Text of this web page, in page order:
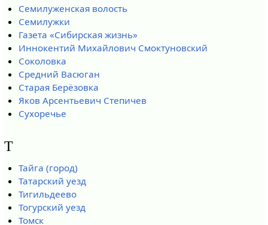
Семилуженская волость
Семилужки
Газета «Сибирская жизнь»
Иннокентий Михайлович Смоктуновский
Соколовка
Средний Васюган
Старая Берёзовка
Яков Арсентьевич Степичев
Сухоречье
Т
Тайга (город)
Татарский уезд
Тигильдеево
Тогурский уезд
Томск